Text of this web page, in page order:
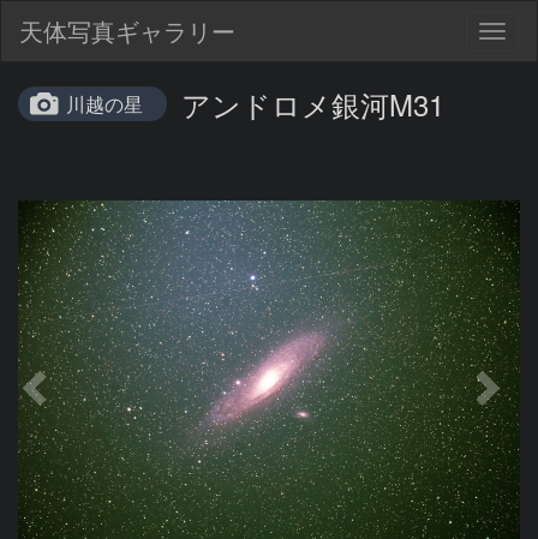
天体写真ギャラリー
川越の星 アンドロメ銀河M31